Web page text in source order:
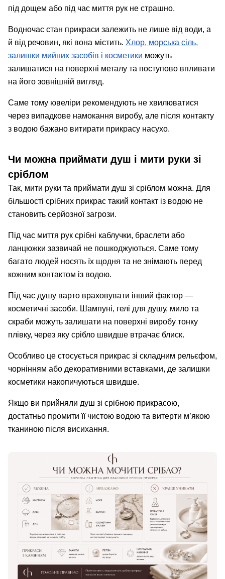
під дощем або під час миття рук не страшно.
Водночас стан прикраси залежить не лише від води, а
й від речовин, які вона містить. Хлор, морська сіль,
залишки мийних засобів і косметики можуть
залишатися на поверхні металу та поступово впливати
на його зовнішній вигляд.
Саме тому ювеліри рекомендують не хвилюватися
через випадкове намокання виробу, але після контакту
з водою бажано витирати прикрасу насухо.
Чи можна приймати душ і мити руки зі
сріблом
Так, мити руки та приймати душ зі сріблом можна. Для
більшості срібних прикрас такий контакт із водою не
становить серйозної загрози.
Під час миття рук срібні каблучки, браслети або
ланцюжки зазвичай не пошкоджуються. Саме тому
багато людей носять їх щодня та не знімають перед
кожним контактом із водою.
Під час душу варто враховувати інший фактор —
косметичні засоби. Шампуні, гелі для душу, мило та
скраби можуть залишати на поверхні виробу тонку
плівку, через яку срібло швидше втрачає блиск.
Особливо це стосується прикрас зі складним рельєфом,
чорнінням або декоративними вставками, де залишки
косметики накопичуються швидше.
Якщо ви прийняли душ зі срібною прикрасою,
достатньо промити її чистою водою та витерти м’якою
тканиною після висихання.